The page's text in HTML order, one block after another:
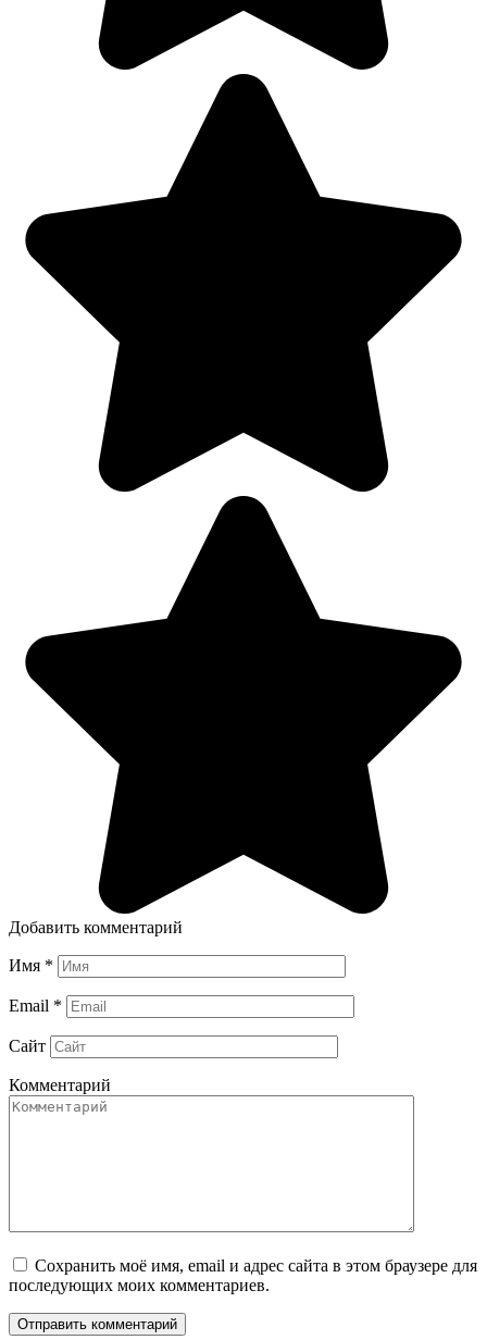
Добавить комментарий
Имя *
Email *
Сайт
Комментарий
Сохранить моё имя, email и адрес сайта в этом браузере для
последующих моих комментариев.